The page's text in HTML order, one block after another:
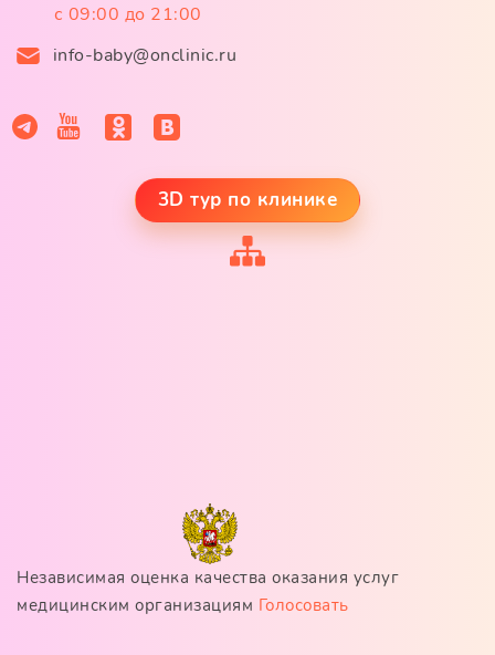
с 09:00 до 21:00
info-baby@onclinic.ru
3D тур по клинике
Независимая оценка качества оказания услуг
медицинским организациям Голосовать